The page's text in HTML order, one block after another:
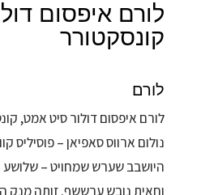
לורם איפסום
קונסקטורר
לורם
לורם איפסום דולור סיט אמט,
נולום ארווס סאפיאן – פוסיליס
היושבב שערש שמחויט – שלושע
וחאית נובש ערששף. זותה מנק